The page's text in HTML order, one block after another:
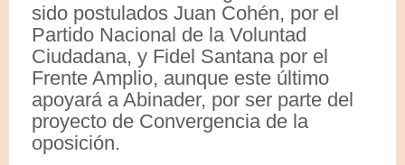
sido postulados Juan Cohén, por el
Partido Nacional de la Voluntad
Ciudadana, y Fidel Santana por el
Frente Amplio, aunque este último
apoyará a Abinader, por ser parte del
proyecto de Convergencia de la
oposición.